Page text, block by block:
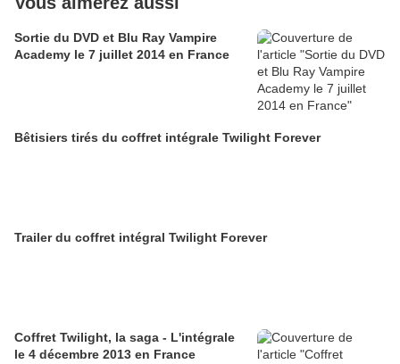
Sortie du DVD et Blu Ray Vampire
Academy le 7 juillet 2014 en France
Bêtisiers tirés du coffret intégrale Twilight Forever
Trailer du coffret intégral Twilight Forever
Coffret Twilight, la saga - L'intégrale
le 4 décembre 2013 en France